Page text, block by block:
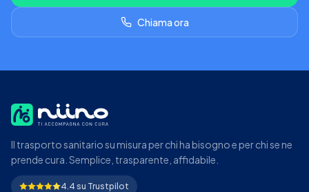
Chiama ora
Il trasporto sanitario su misura per chi ha bisogno e per chi se ne
prende cura. Semplice, trasparente, affidabile.
4.4 su Trustpilot